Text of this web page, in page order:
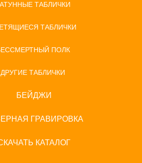
ТАБЛИЧКИ
ТАБЛИЧКИ
ПОЛК
ДРУГИЕ ТАБЛИЧКИ
БЕЙДЖИ
ГРАВИРОВКА
КАТАЛОГ